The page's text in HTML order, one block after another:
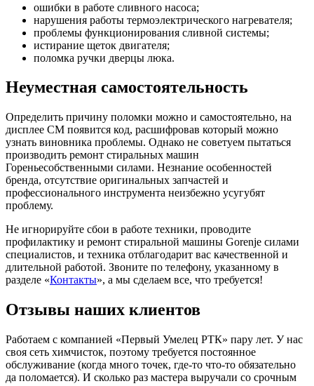
ошибки в работе сливного насоса;
нарушения работы термоэлектрического нагревателя;
проблемы функционирования сливной системы;
истирание щеток двигателя;
поломка ручки дверцы люка.
Неуместная самостоятельность
Определить причину поломки можно и самостоятельно, на
дисплее СМ появится код, расшифровав который можно
узнать виновника проблемы. Однако не советуем пытаться
производить ремонт стиральных машин
Гореньесобственными силами. Незнание особенностей
бренда, отсутствие оригинальных запчастей и
профессионального инструмента неизбежно усугубят
проблему.
Не игнорируйте сбои в работе техники, проводите
профилактику и ремонт стиральной машины Gorenje силами
специалистов, и техника отблагодарит вас качественной и
длительной работой. Звоните по телефону, указанному в
разделе «Контакты», а мы сделаем все, что требуется!
Отзывы наших клиентов
Работаем с компанией «Первый Умелец РТК» пару лет. У нас
своя сеть химчисток, поэтому требуется постоянное
обслуживание (когда много точек, где-то что-то обязательно
да поломается). И сколько раз мастера выручали со срочным